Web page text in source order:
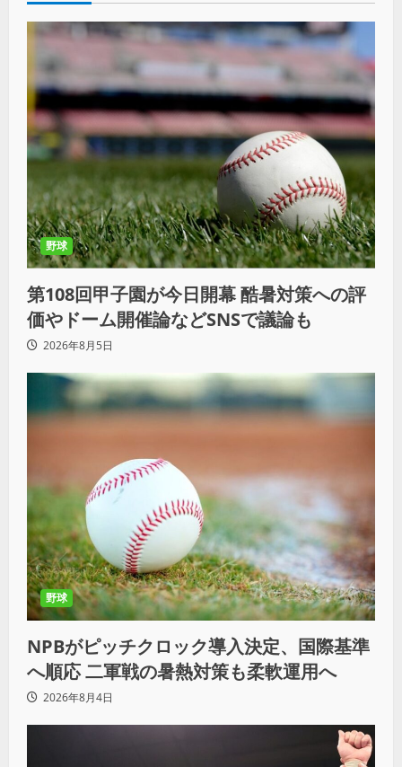
野球
第108回甲子園が今日開幕 酷暑対策への評
価やドーム開催論などSNSで議論も
2026年8月5日
野球
NPBがピッチクロック導入決定、国際基準
へ順応 二軍戦の暑熱対策も柔軟運用へ
2026年8月4日